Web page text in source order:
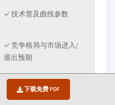
下载免费 PDF
✓ 技术普及曲线参数
✓ 竞争格局与市场进入/
退出预期